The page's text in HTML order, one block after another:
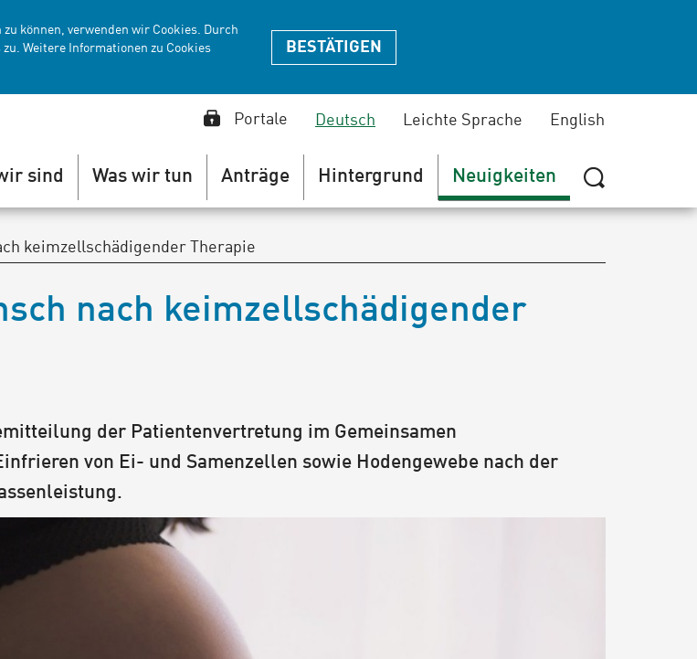
können, verwenden wir Cookies. Durch
Weitere Informationen zu Cookies
BESTÄTIGEN
Portale Deutsch Leichte Sprache English
sind Was wir tun Anträge Hintergrund Neuigkeiten
Suche
oder
keimzellschädigender Therapie
nach keimzellschädigender
der Patientenvertretung im Gemeinsamen
von Ei- und Samenzellen sowie Hodengewebe nach der